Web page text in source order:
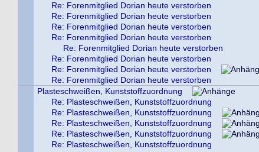
Re: Forenmitglied Dorian heute verstorben
Re: Forenmitglied Dorian heute verstorben
Re: Forenmitglied Dorian heute verstorben
Re: Forenmitglied Dorian heute verstorben
Re: Forenmitglied Dorian heute verstorben
Re: Forenmitglied Dorian heute verstorben
Re: Forenmitglied Dorian heute verstorben
Re: Forenmitglied Dorian heute verstorben
Plasteschweißen, Kunststoffzuordnung
Re: Plasteschweißen, Kunststoffzuordnung
Re: Plasteschweißen, Kunststoffzuordnung
Re: Plasteschweißen, Kunststoffzuordnung
Re: Plasteschweißen, Kunststoffzuordnung
Re: Plasteschweißen, Kunststoffzuordnung